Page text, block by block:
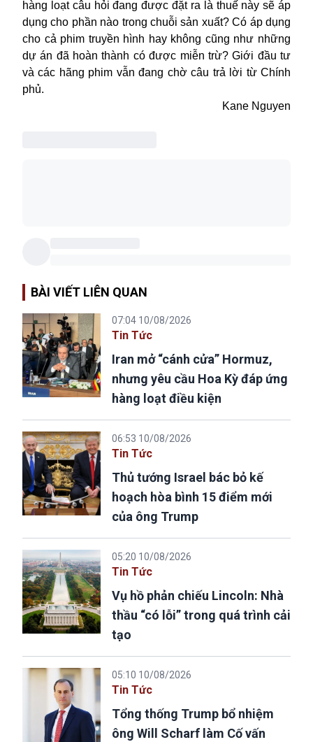
hàng loạt câu hỏi đang được đặt ra là thuế này sẽ áp
dụng cho phần nào trong chuỗi sản xuất? Có áp dụng
cho cả phim truyền hình hay không cũng như những
dự án đã hoàn thành có được miễn trừ? Giới đầu tư
và các hãng phim vẫn đang chờ câu trả lời từ Chính
phủ.
Kane Nguyen
BÀI VIẾT LIÊN QUAN
07:04 10/08/2026
Tin Tức
Iran mở “cánh cửa” Hormuz,
nhưng yêu cầu Hoa Kỳ đáp ứng
hàng loạt điều kiện
06:53 10/08/2026
Tin Tức
Thủ tướng Israel bác bỏ kế
hoạch hòa bình 15 điểm mới
của ông Trump
05:20 10/08/2026
Tin Tức
Vụ hồ phản chiếu Lincoln: Nhà
thầu “có lỗi” trong quá trình cải
tạo
05:10 10/08/2026
Tin Tức
Tổng thống Trump bổ nhiệm
ông Will Scharf làm Cố vấn